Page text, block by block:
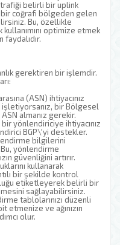
belirli bir uplink
coğrafi bölgeden gelen
Bu, özellikle
optimize etmek
faydalıdır.
gerektiren bir işlemdir.
(ASN) ihtiyacınız
bir Bölgesel
almanız gerekir.
yönlendiriciye ihtiyacınız
BGP\'yi destekler.
bilgilerini
yönlendirme
güvenliğini artırır.
kullanarak
bir şekilde kontrol
etiketleyerek belirli bir
sağlayabilirsiniz.
tablolarınızı düzenli
etmenize ve ağınızın
olur.